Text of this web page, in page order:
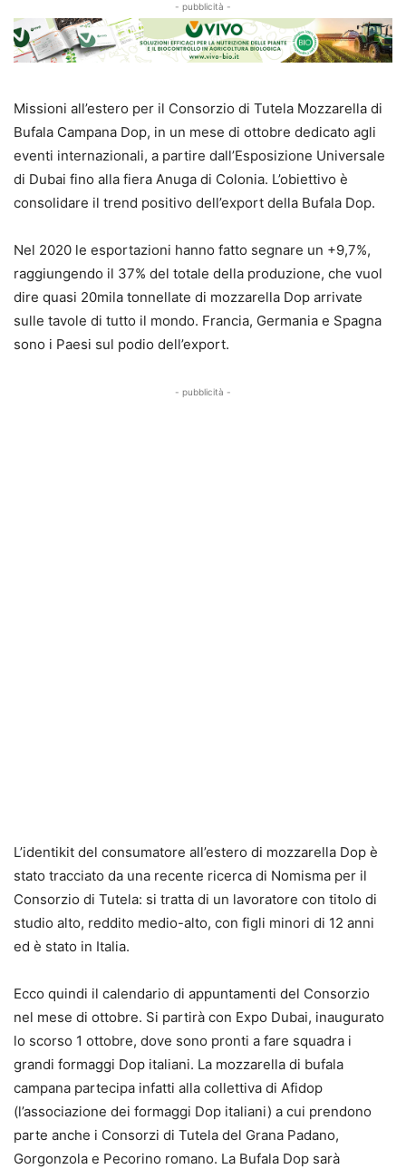
- pubblicità -
Missioni all’estero per il Consorzio di Tutela Mozzarella di
Bufala Campana Dop, in un mese di ottobre dedicato agli
eventi internazionali, a partire dall’Esposizione Universale
di Dubai fino alla fiera Anuga di Colonia. L’obiettivo è
consolidare il trend positivo dell’export della Bufala Dop.
Nel 2020 le esportazioni hanno fatto segnare un +9,7%,
raggiungendo il 37% del totale della produzione, che vuol
dire quasi 20mila tonnellate di mozzarella Dop arrivate
sulle tavole di tutto il mondo. Francia, Germania e Spagna
sono i Paesi sul podio dell’export.
- pubblicità -
L’identikit del consumatore all’estero di mozzarella Dop è
stato tracciato da una recente ricerca di Nomisma per il
Consorzio di Tutela: si tratta di un lavoratore con titolo di
studio alto, reddito medio-alto, con figli minori di 12 anni
ed è stato in Italia.
Ecco quindi il calendario di appuntamenti del Consorzio
nel mese di ottobre. Si partirà con Expo Dubai, inaugurato
lo scorso 1 ottobre, dove sono pronti a fare squadra i
grandi formaggi Dop italiani. La mozzarella di bufala
campana partecipa infatti alla collettiva di Afidop
(l’associazione dei formaggi Dop italiani) a cui prendono
parte anche i Consorzi di Tutela del Grana Padano,
Gorgonzola e Pecorino romano. La Bufala Dop sarà